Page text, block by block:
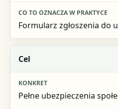
Formularz zgłoszenia do
Cel
Pełne ubezpieczenia